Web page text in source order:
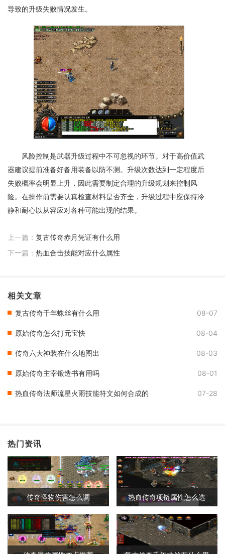
导致的升级失败情况发生。
风险控制是武器升级过程中不可忽视的环节。对于高价值武
器建议提前准备好备用装备以防不测。升级次数达到一定程度后
失败概率会明显上升，因此需要制定合理的升级规划来控制风
险。在操作前需要认真检查材料是否齐全，升级过程中应保持冷
静和耐心以从容应对各种可能出现的结果。
上一篇： 复古传奇赤月凭证有什么用
下一篇： 热血合击技能对应什么属性
相关文章
复古传奇千年蛛丝有什么用 08-07
原始传奇怎么打元宝快 08-04
传奇六大神装在什么地图出 08-03
原始传奇主宰锻造书有用吗 08-01
热血传奇法师流星火雨技能符文如何合成的 07-28
热门资讯
传奇怪物伤害怎么调 热血传奇项链属性怎么选